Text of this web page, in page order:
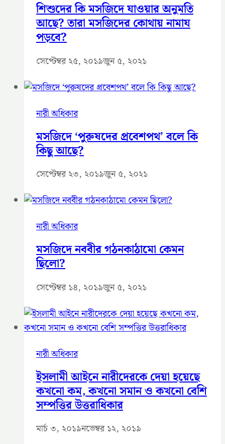
শিশুদের কি মসজিদে যাওয়ার অনুমতি
আছে? তারা মসজিদের কোথায় নামায
পড়বে?
সেপ্টেম্বর ২৫, ২০১৯জুন ৫, ২০২১
নারী অধিকার
মসজিদে ‘পুরুষদের প্রবেশপথ’ বলে কি
কিছু আছে?
সেপ্টেম্বর ২৩, ২০১৯জুন ৫, ২০২১
নারী অধিকার
মসজিদে নববীর গঠনকাঠামো কেমন
ছিলো?
সেপ্টেম্বর ১৪, ২০১৯জুন ৫, ২০২১
নারী অধিকার
ইসলামী আইনে নারীদেরকে দেয়া হয়েছে
কখনো কম, কখনো সমান ও কখনো বেশি
সম্পত্তির উত্তরাধিকার
মার্চ ৩, ২০১৯নভেম্বর ১২, ২০১৯